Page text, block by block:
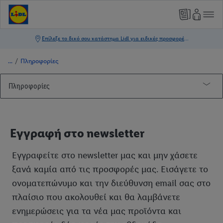
/ Πληροφορίες
Πληροφορίες
Η γνώμη σου αξίζει
Όροι Διαγωνισμού
Προστασία Προσωπικών Δεδομένων
Μέσα Κοινωνικής Δικτύωσης
Ο κόσμος των cookies στην Lidl
Εξυπηρέτηση Πελατών
Διαγωνισμοί Lidl
Όροι Διαγωνισμού Broadcast
Όροι Διαγωνισμού Ψησταριά
Σύνθεση απορρυπαντικών και καθαριστικών προϊόντων
Δωροκάρτα Lidl
Εγγραφή στο newsletter
Εγγραφείτε στο newsletter μας και μην χάσετε
ξανά καμία από τις προσφορές μας. Εισάγετε το
ονοματεπώνυμο και την διεύθυνση email σας στο
πλαίσιο που ακολουθεί και θα λαμβάνετε
ενημερώσεις για τα νέα μας προϊόντα και